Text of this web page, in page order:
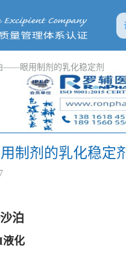
——眼用制剂的乳化稳定剂
制剂的乳化稳定
泊
液化